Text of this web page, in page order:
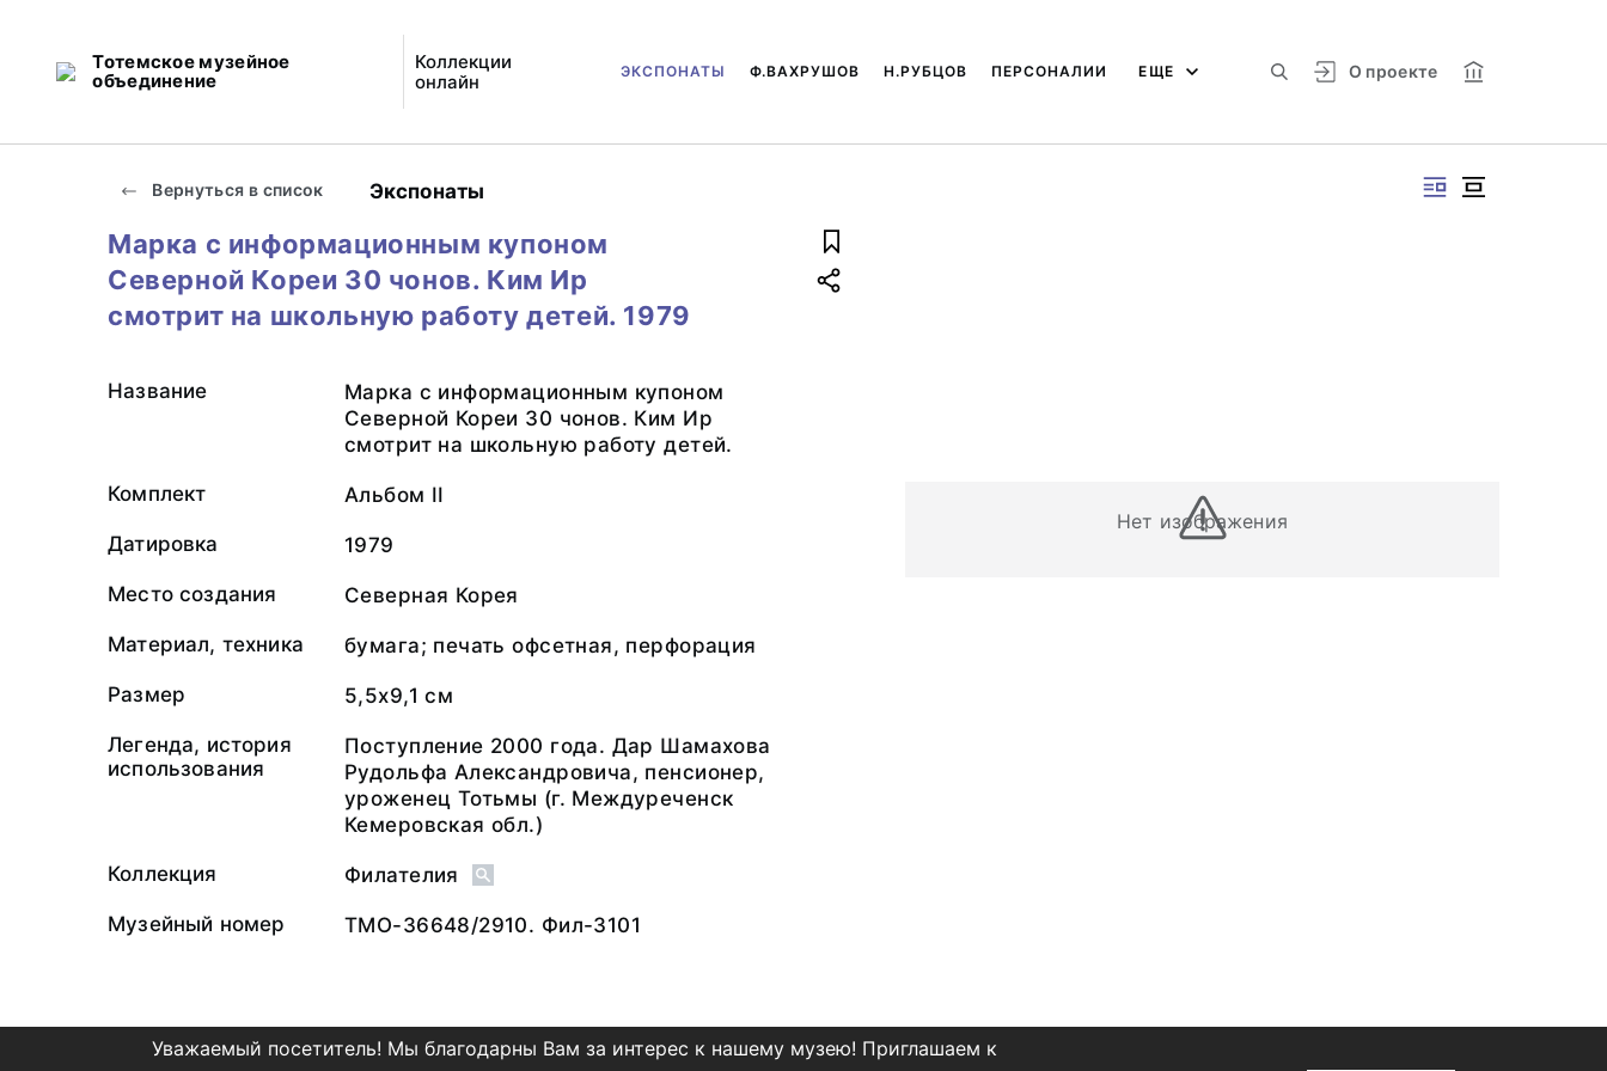
Тотемское музейное
объединение
Коллекции
онлайн
О проекте
ЭКСПОНАТЫ Ф.ВАХРУШОВ Н.РУБЦОВ ПЕРСОНАЛИИ ЕЩЕ
Вернуться в список Экспонаты
Нет изображения
Марка с информационным купоном
Северной Кореи 30 чонов. Ким Ир
смотрит на школьную работу детей. 1979
Название
Марка с информационным купоном
Северной Кореи 30 чонов. Ким Ир
смотрит на школьную работу детей.
Комплект Альбом II
Датировка 1979
Место создания Северная Корея
Материал, техника бумага; печать офсетная, перфорация
Размер 5,5х9,1 см
Легенда, история
использования
Поступление 2000 года. Дар Шамахова
Рудольфа Александровича, пенсионер,
уроженец Тотьмы (г. Междуреченск
Кемеровская обл.)
Коллекция Филателия
Музейный номер ТМО-36648/2910. Фил-3101
Уважаемый посетитель! Мы благодарны Вам за интерес к нашему музею! Приглашаем к